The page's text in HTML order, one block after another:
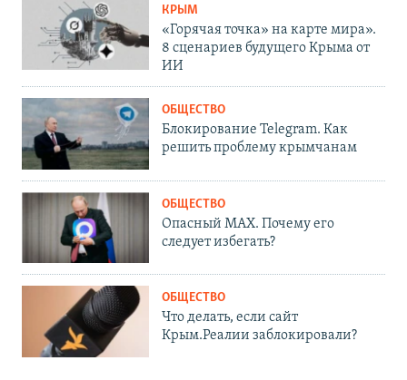
КРЫМ
«Горячая точка» на карте мира».
8 сценариев будущего Крыма от
ИИ
ОБЩЕСТВО
Блокирование Telegram. Как
решить проблему крымчанам
ОБЩЕСТВО
Опасный MAX. Почему его
следует избегать?
ОБЩЕСТВО
Что делать, если сайт
Крым.Реалии заблокировали?